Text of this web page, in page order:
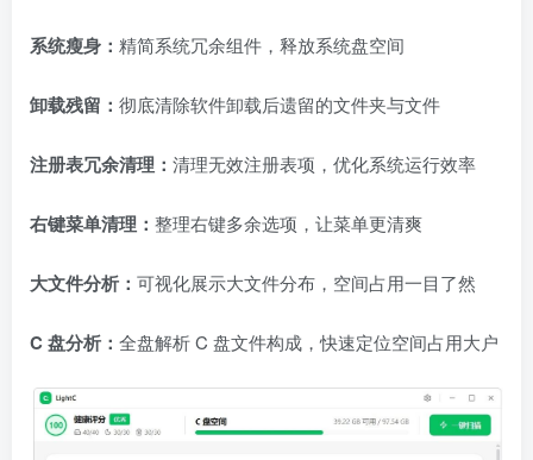
系统瘦身： 精简系统冗余组件，释放系统盘空间
卸载残留： 彻底清除软件卸载后遗留的文件夹与文件
注册表冗余清理： 清理无效注册表项，优化系统运行效率
右键菜单清理： 整理右键多余选项，让菜单更清爽
大文件分析： 可视化展示大文件分布，空间占用一目了然
C 盘分析： 全盘解析 C 盘文件构成，快速定位空间占用大户